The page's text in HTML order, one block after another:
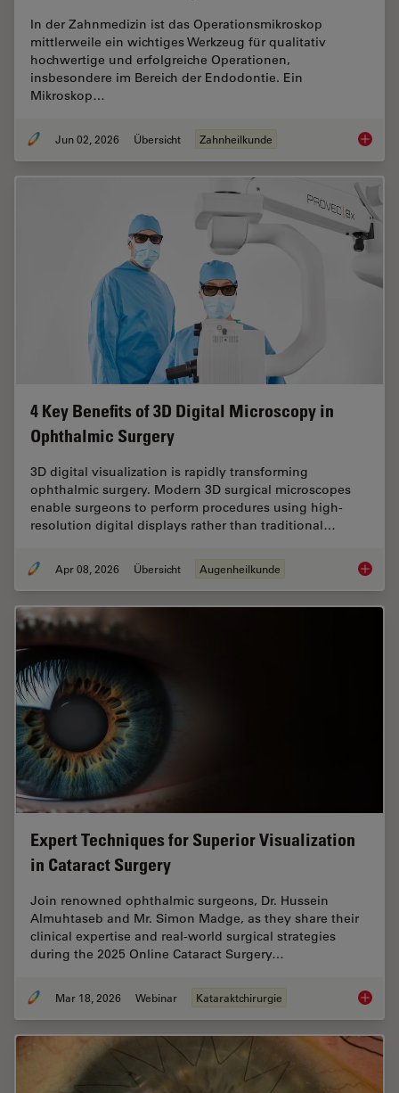
In der Zahnmedizin ist das Operationsmikroskop
mittlerweile ein wichtiges Werkzeug für qualitativ
hochwertige und erfolgreiche Operationen,
insbesondere im Bereich der Endodontie. Ein
Mikroskop…
Jun 02, 2026 Übersicht Zahnheilkunde Sechs
4 Key Benefits of 3D Digital Microscopy in
Ophthalmic Surgery
3D digital visualization is rapidly transforming
ophthalmic surgery. Modern 3D surgical microscopes
enable surgeons to perform procedures using high-
resolution digital displays rather than traditional…
Apr 08, 2026 Übersicht Augenheilkunde 4 Key
Expert Techniques for Superior Visualization
in Cataract Surgery
Join renowned ophthalmic surgeons, Dr. Hussein
Almuhtaseb and Mr. Simon Madge, as they share their
clinical expertise and real-world surgical strategies
during the 2025 Online Cataract Surgery…
Mar 18, 2026 Webinar Kataraktchirurgie Expert